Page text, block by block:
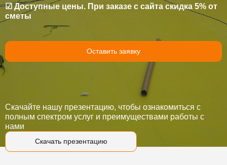
☑ Доступные цены. При заказе с сайта скидка 5% от
сметы
Оставить заявку
Скачать презентацию
Скачайте нашу презентацию, чтобы ознакомиться с
полным спектром услуг и преимуществами работы с
нами